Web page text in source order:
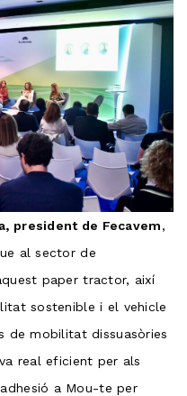
president de Fecavem,
al sector de
paper tractor, així
sostenible i el vehicle
de mobilitat dissuasòries
real eficient per als
a Mou-te per